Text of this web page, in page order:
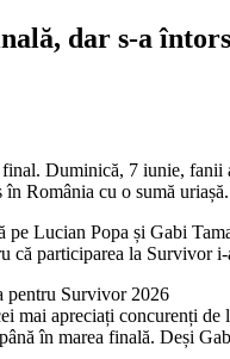
dar s-a
Duminică, 7 iunie, fanii
în România cu o sumă uriașă.
pe Lucian Popa și Gabi
că participarea la Survivor
pentru Survivor 2026
mai apreciați concurenți de
în marea finală. Deși